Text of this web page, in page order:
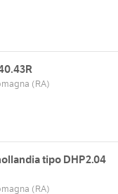
08:00 - 12:00 | 14:00 - 18:00
08:00 - 12:00 | 14:00 - 18:00
08:00 - 12:00 | 14:00 - 18:00
(RA)
tipo DHP2.04
(RA)